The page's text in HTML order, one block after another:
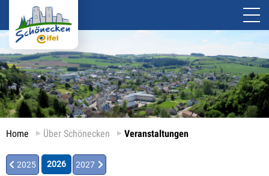
Home Über Schönecken Veranstaltungen
2025 2026 2027